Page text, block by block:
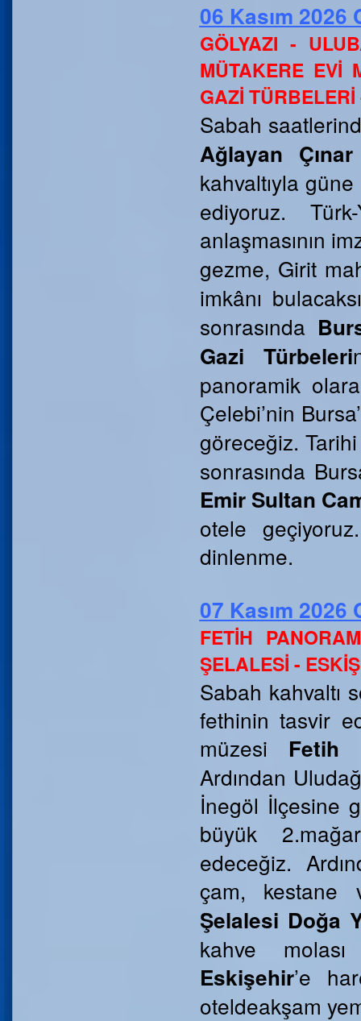
06 Kasım 2026
GÖLYAZI -
MÜTAKERE EVİ
GAZİ
Sabah
Ağlayan
kahvaltıyla
ediyoruz.
anlaşmasının
gezme, Girit
imkânı
sonrasında
Gazi Türbeleri
panoramik
Çelebi’nin
göreceğiz.
sonrasında
Emir Sultan
otele
dinlenme.
07 Kasım
FETİH
ŞELALESİ -
Sabah kahvaltı
fethinin tasvir
müzesi Fetih
Ardından
İnegöl İlçesine
büyük
edeceğiz.
çam, kestane
Şelalesi Doğa
kahve
Eskişehir’e
oteldeakşam